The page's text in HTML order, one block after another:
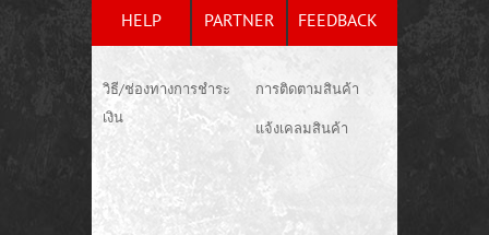
HELP PARTNER FEEDBACK
วิธี/ช่องทางการชำระ
เงิน
การติดตามสินค้า
แจ้งเคลมสินค้า